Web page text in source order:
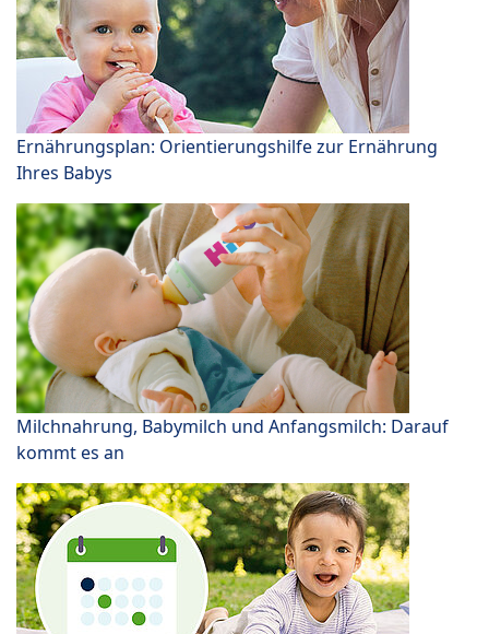
Ernährungsplan: Orientierungshilfe zur Ernährung
Ihres Babys
Milchnahrung, Babymilch und Anfangsmilch: Darauf
kommt es an